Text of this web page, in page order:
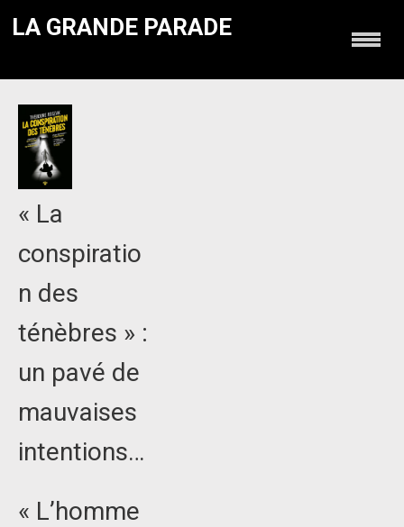
LA GRANDE PARADE
« La
conspiratio
n des
ténèbres » :
un pavé de
mauvaises
intentions…
« L’homme